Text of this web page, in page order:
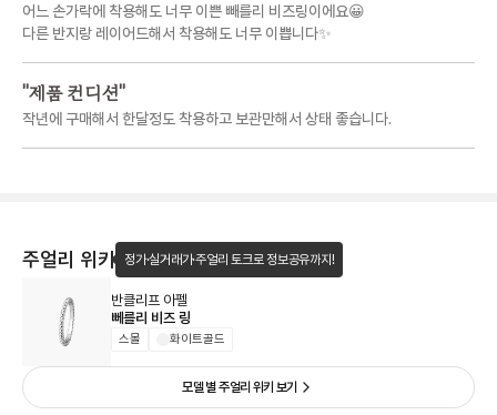
어느 손가락에 착용해도 너무 이쁜 빼를리 비즈링이에요😀
다른 반지랑 레이어드해서 착용해도 너무 이쁩니다✨
"제품 컨디션"
작년에 구매해서 한달정도 착용하고 보관만해서 상태 좋습니다.
주얼리 위키 정가·실거래가·주얼리 토크로 정보공유까지!
반클리프 아펠
뻬를리 비즈 링
스몰 화이트골드
모델 별 주얼리 위키 보기